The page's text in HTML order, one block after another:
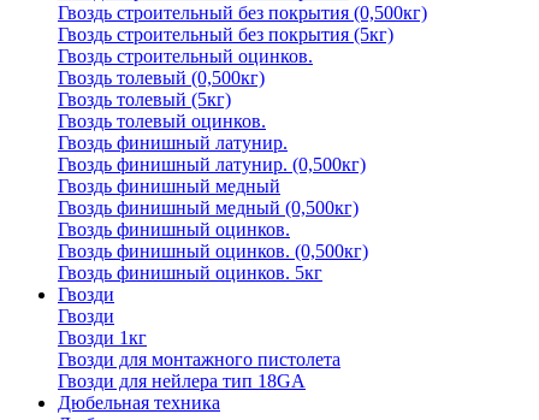
Гвоздь строительный без покрытия (0,500кг)
Гвоздь строительный без покрытия (5кг)
Гвоздь строительный оцинков.
Гвоздь толевый (0,500кг)
Гвоздь толевый (5кг)
Гвоздь толевый оцинков.
Гвоздь финишный латунир.
Гвоздь финишный латунир. (0,500кг)
Гвоздь финишный медный
Гвоздь финишный медный (0,500кг)
Гвоздь финишный оцинков.
Гвоздь финишный оцинков. (0,500кг)
Гвоздь финишный оцинков. 5кг
Гвозди
Гвозди
Гвозди 1кг
Гвозди для монтажного пистолета
Гвозди для нейлера тип 18GA
Дюбельная техника